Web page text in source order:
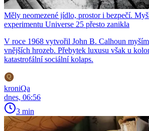
Měly neomezené jídlo, prostor i bezpečí.
experimentu Universe 25 přesto zanikla
V roce 1968 vytvořil John B. Calhoun
vnějších hrozeb. Přebytek luxusu však u
katastrofální sociální kolaps.
kroniQa
dnes, 06:56
3 min